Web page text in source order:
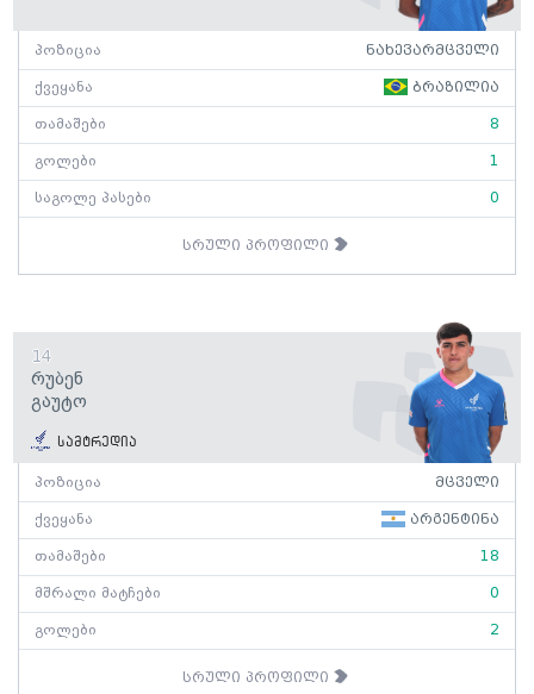
პოზიცია ნახევარმცველი
ქვეყანა ბრაზილია
თამაშები 8
გოლები 1
საგოლე პასები 0
სრული პროფილი
14
Რუბენ
Გაუტო
სამტრედია
პოზიცია მცველი
ქვეყანა არგენტინა
თამაშები 18
მშრალი მატჩები 0
გოლები 2
სრული პროფილი